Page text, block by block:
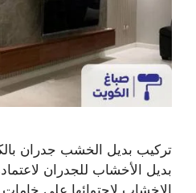
تركيب بديل الخشب جدران
بديل الأخشاب للجدران